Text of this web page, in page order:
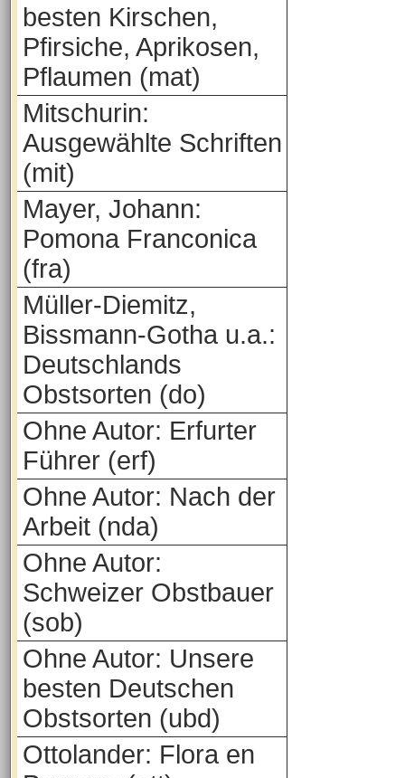
besten Kirschen,
Pfirsiche, Aprikosen,
Pflaumen (mat)
Mitschurin:
Ausgewählte Schriften
(mit)
Mayer, Johann:
Pomona Franconica
(fra)
Müller-Diemitz,
Bissmann-Gotha u.a.:
Deutschlands
Obstsorten (do)
Ohne Autor: Erfurter
Führer (erf)
Ohne Autor: Nach der
Arbeit (nda)
Ohne Autor:
Schweizer Obstbauer
(sob)
Ohne Autor: Unsere
besten Deutschen
Obstsorten (ubd)
Ottolander: Flora en